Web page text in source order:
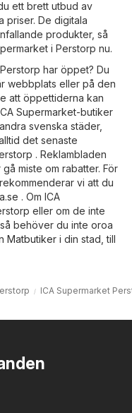
ett brett utbud av
priser. De digitala
produkter, så
i Perstorp nu.
har öppet? Du
webbplats eller på den
att öppettiderna kan
Supermarket-butiker
svenska städer,
det senaste
. Reklambladen
miste om rabatter. För
vi att du
. Om ICA
eller om de inte
behöver du inte oroa
Matbutiker i din stad, till
ICA Supermarket